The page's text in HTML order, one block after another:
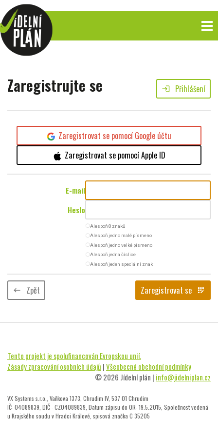
Zaregistrujte se login Přihlášení
Zaregistrovat se pomocí Google účtu
Zaregistrovat se pomocí Apple ID
E-mail
Heslo
radio_button_uncheckedAlespoň 8 znaků
radio_button_uncheckedAlespoň jedno malé písmeno
radio_button_uncheckedAlespoň jedno velké písmeno
radio_button_uncheckedAlespoň jedna číslice
radio_button_uncheckedAlespoň jeden speciální znak
keyboard_backspace Zpět Zaregistrovat se app_registration
Tento projekt je spolufinancován Evropskou unií.
Zásady zpracování osobních údajů |Všeobecné obchodní podmínky
© 2026 Jídelní plán | info@jidelniplan.cz
VX Systems s.r.o., Vaňkova 1373, Chrudim IV, 537 01 Chrudim
IČ: 04089839, DIČ : CZ04089839, Datum zápisu do OR: 19.5.2015, Společnost vedená
u Krajského soudu v Hradci Králové, spisová značka C 35205